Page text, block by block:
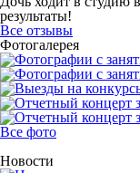
результаты!
Все отзывы
Фотогалерея
Все фото
Новости